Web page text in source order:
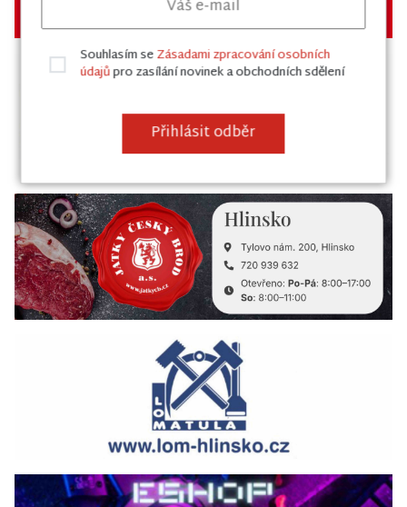
Souhlasím seZásadami zpracování osobních
údajůpro zasílání novinek a obchodních sdělení
Přihlásit odběr